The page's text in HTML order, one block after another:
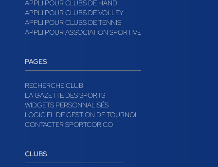
APPLI POUR CLUBS DE HAND
APPLI POUR CLUBS DE VOLLEY
APPLI POUR CLUBS DE TENNIS
APPLI POUR ASSOCIATION SPORTIVE
PAGES
RECHERCHE CLUB
LA GAZETTE DES SPORTS
WIDGETS PERSONNALISÉS
LOGICIEL DE GESTION DE TOURNOI
CONTACTER SPORTCORICO
CLUBS